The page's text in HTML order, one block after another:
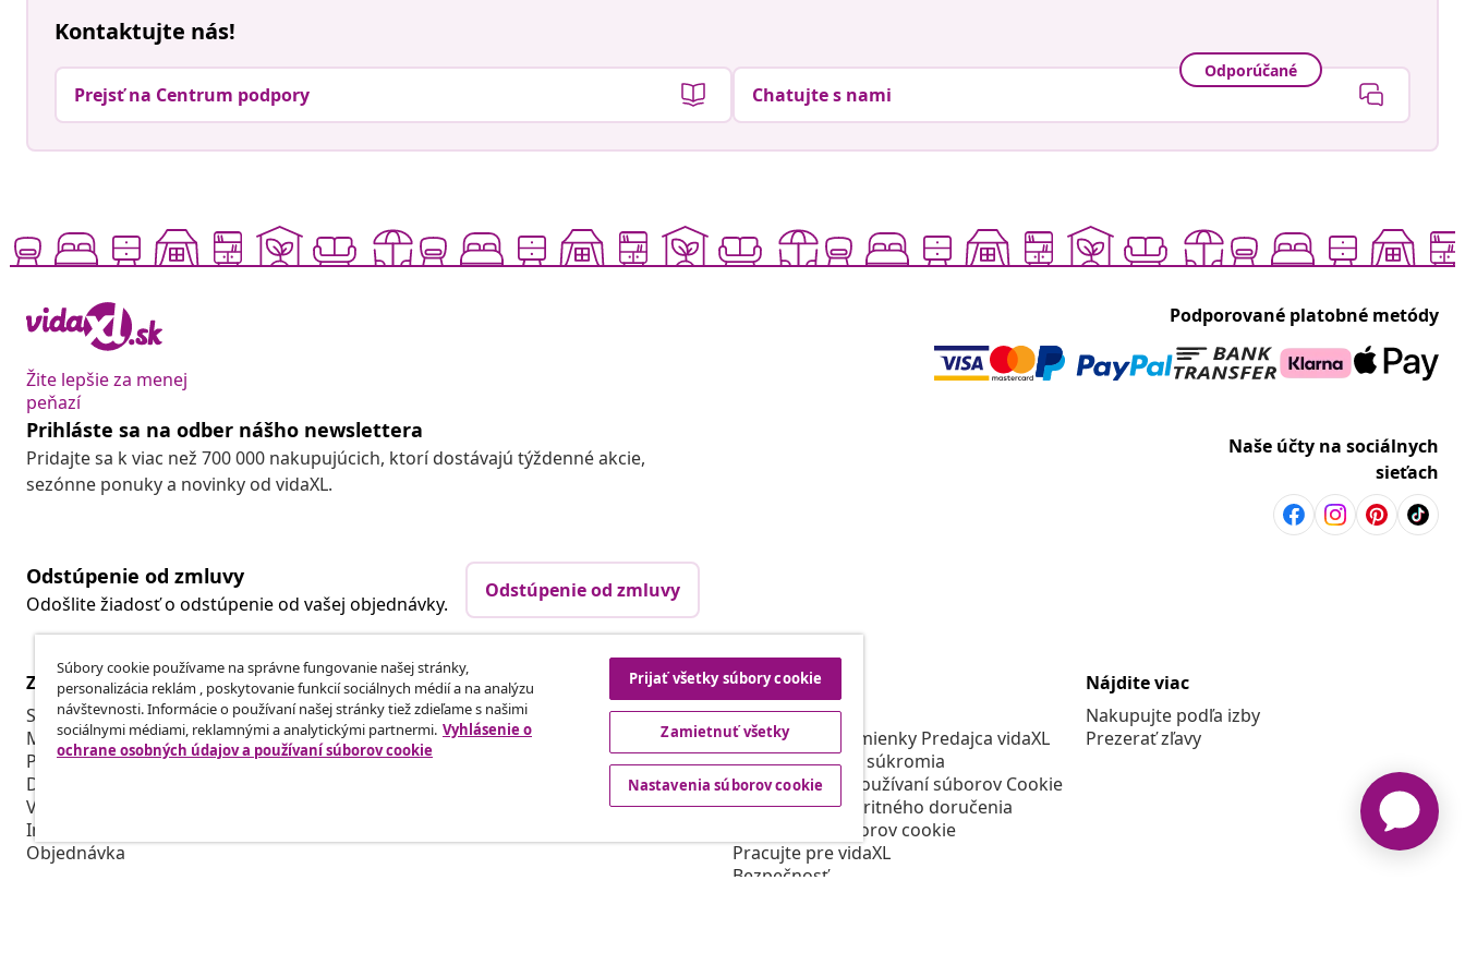
Kontaktujte nás!
Prejsť na Centrum podpory
Odporúčané
Chatujte s nami
Žite lepšie za menej
peňazí
Podporované platobné metódy
Prihláste sa na odber nášho newslettera
Pridajte sa k viac než 700 000 nakupujúcich, ktorí dostávajú týždenné akcie,
sezónne ponuky a novinky od vidaXL.
Naše účty na sociálnych
sieťach
Odstúpenie od zmluvy
Odošlite žiadosť o odstúpenie od vašej objednávky.
Odstúpenie od zmluvy
Zákaznícky Servis
Sledujte svoju objednávku
Môj účet
Platba
Doprava a doručenie
Vrátenie tovaru
Informácie o výrobku
Objednávka
Obchodní partneri
Affiliate Program
Vyrábajte pre vidaXL
Spolupráca v oblasti marketingu
vidaXL
O vidaXL
Obchodné podmienky Predajca vidaXL
Zásady ochrany súkromia
Prehlásenie o používaní súborov Cookie
Podmienky prioritného doručenia
Nastavenia súborov cookie
Pracujte pre vidaXL
Bezpečnosť
Nájdite viac
Nakupujte podľa izby
Prezerať zľavy
Súbory cookie používame na správne fungovanie našej stránky,
personalizácia reklám , poskytovanie funkcií sociálnych médií a na analýzu
návštevnosti. Informácie o používaní našej stránky tiež zdieľame s našimi
sociálnymi médiami, reklamnými a analytickými partnermi. Vyhlásenie o
ochrane osobných údajov a používaní súborov cookie
Prijať všetky súbory cookie
Zamietnuť všetky
Nastavenia súborov cookie